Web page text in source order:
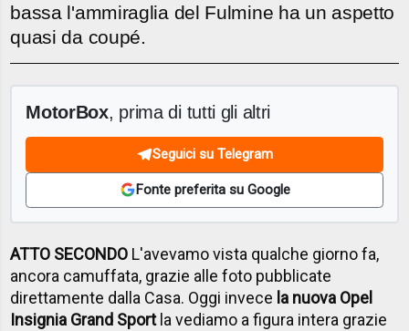
bassa l'ammiraglia del Fulmine ha un aspetto
quasi da coupé.
MotorBox, prima di tutti gli altri
Seguici su Telegram
Fonte preferita su Google
ATTO SECONDO L'avevamo vista qualche giorno fa,
ancora camuffata, grazie alle foto pubblicate
direttamente dalla Casa. Oggi invece la nuova Opel
Insignia Grand Sportla vediamo a figura intera grazie